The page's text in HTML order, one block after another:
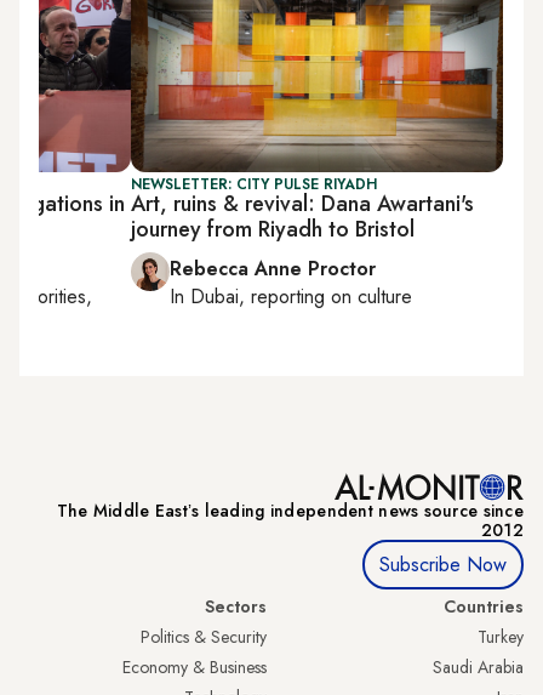
NEWSLETTER: CITY PULSE RIYADH
Art, ruins & revival: Dana Awartani's
journey from Riyadh to Bristol
Rebecca Anne Proctor
In Dubai, reporting on culture
in
minorities,
The Middle Eastʼs leading independent news source since
2012
Subscribe Now
Countries
Turkey
Saudi Arabia
Sectors
Politics & Security
Economy & Business